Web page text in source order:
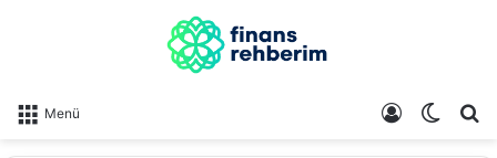
Menü Dış
Kayıt Ol